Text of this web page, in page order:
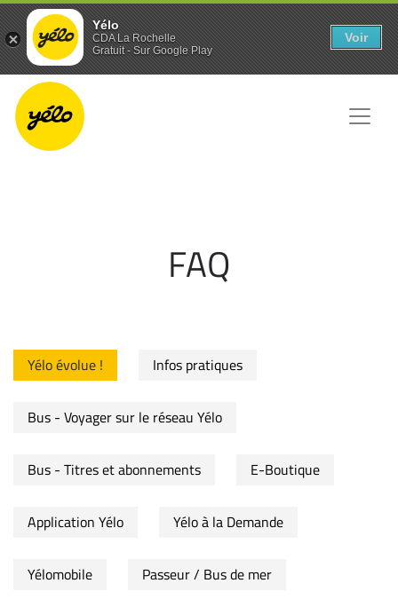
FAQ
Yélo évolue ! Infos pratiques
Bus - Voyager sur le réseau Yélo
Bus - Titres et abonnements E-Boutique
Application Yélo Yélo à la Demande
Yélomobile Passeur / Bus de mer
Yélo
CDA La Rochelle
Gratuit - Sur Google Play
Voir
Panneau de gestion des cookies